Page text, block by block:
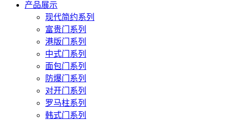
产品展示
现代简约系列
富贵门系列
港版门系列
中式门系列
面包门系列
防爆门系列
对开门系列
罗马柱系列
韩式门系列